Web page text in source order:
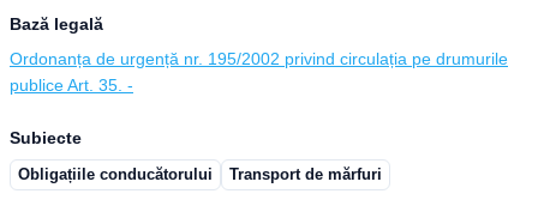
Bază legală
Ordonanța de urgență nr. 195/2002 privind circulația pe drumurile
publice Art. 35. -
Subiecte
Obligațiile conducătorului Transport de mărfuri